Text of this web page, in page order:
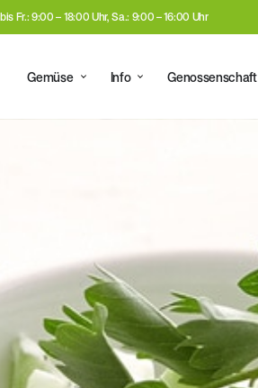
Fr.: 9:00 – 18:00 Uhr, Sa.: 9:00 – 16:00 Uhr
Gemüse Info Genossenschaft